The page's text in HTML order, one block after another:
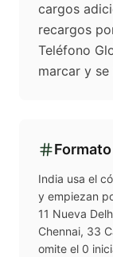
cargos
recargos
Teléfono
marcar y
India usa el
y empiezan
11 Nueva
Chennai, 33
omite el 0